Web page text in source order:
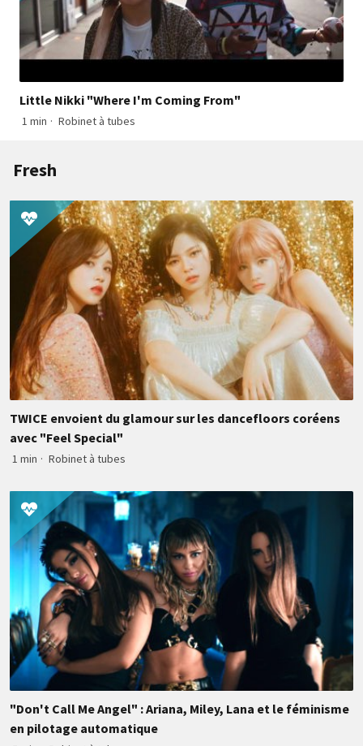
Little Nikki "Where I'm Coming From"
1 min · Robinet à tubes
Fresh
TWICE envoient du glamour sur les dancefloors coréens
avec "Feel Special"
1 min · Robinet à tubes
"Don't Call Me Angel" : Ariana, Miley, Lana et le féminisme
en pilotage automatique